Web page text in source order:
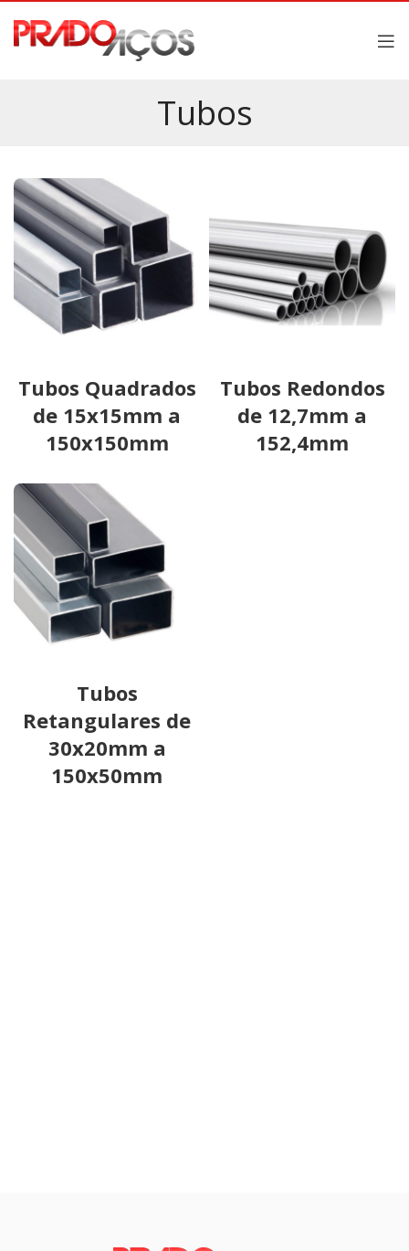
Tubos
Tubos Quadrados
de 15x15mm a
150x150mm
Tubos Redondos
de 12,7mm a
152,4mm
Tubos
Retangulares de
30x20mm a
150x50mm